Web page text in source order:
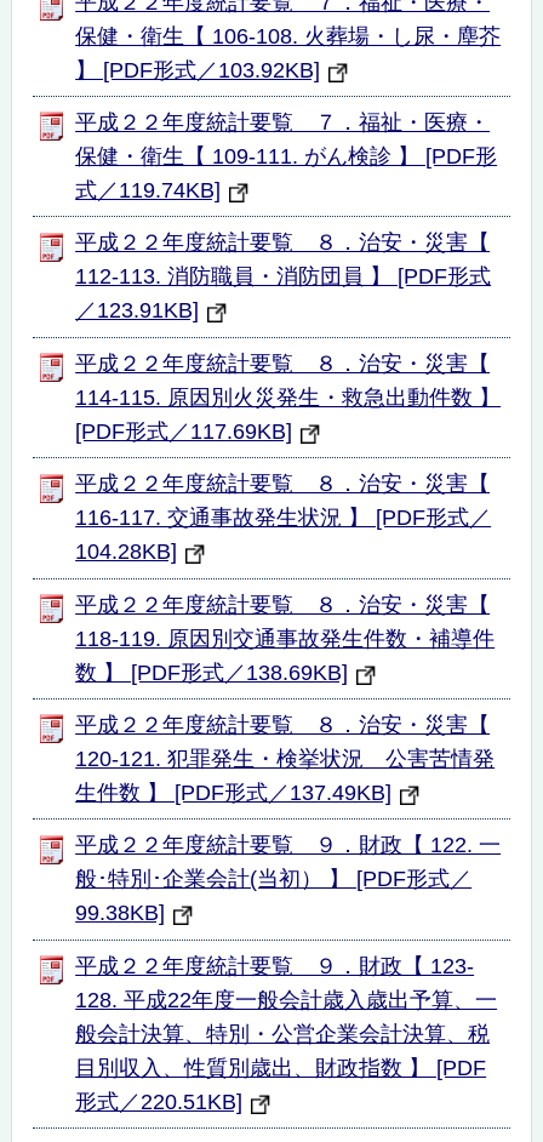
保健・衛生【 106-108. 火葬場・し尿・塵芥
】 [PDF形式／103.92KB]
平成２２年度統計要覧 ７．福祉・医療・
保健・衛生【 109-111. がん検診 】 [PDF形
式／119.74KB]
平成２２年度統計要覧 ８．治安・災害【
112-113. 消防職員・消防団員 】 [PDF形式
／123.91KB]
平成２２年度統計要覧 ８．治安・災害【
114-115. 原因別火災発生・救急出動件数 】
[PDF形式／117.69KB]
平成２２年度統計要覧 ８．治安・災害【
116-117. 交通事故発生状況 】 [PDF形式／
104.28KB]
平成２２年度統計要覧 ８．治安・災害【
118-119. 原因別交通事故発生件数・補導件
数 】 [PDF形式／138.69KB]
平成２２年度統計要覧 ８．治安・災害【
120-121. 犯罪発生・検挙状況 公害苦情発
生件数 】 [PDF形式／137.49KB]
平成２２年度統計要覧 ９．財政【 122. 一
般･特別･企業会計(当初） 】 [PDF形式／
99.38KB]
平成２２年度統計要覧 ９．財政【 123-
128. 平成22年度一般会計歳入歳出予算、一
般会計決算、特別・公営企業会計決算、税
目別収入、性質別歳出、財政指数 】 [PDF
形式／220.51KB]